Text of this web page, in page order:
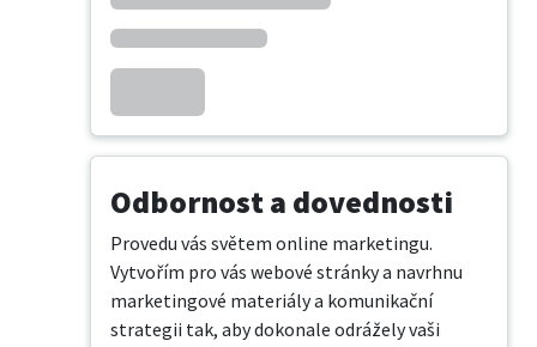
Odbornost a dovednosti
Provedu vás světem online marketingu.
Vytvořím pro vás webové stránky a navrhnu
marketingové materiály a komunikační
strategii tak, aby dokonale odrážely vaši